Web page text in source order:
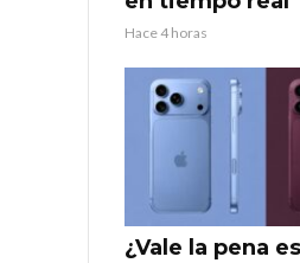
Hace 4 horas
¿Vale la pena